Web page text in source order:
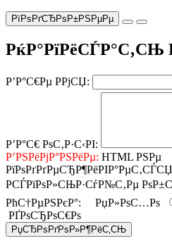
РїРѕРґСЂРѕР±РЅРµРµ
РќР°РїРёСЃР°С‚СЊ
Р’Р°С€Рµ РРјСЏ:
Р’Р°С€ РѕС‚Р·С‹РІ:
Р’РЅРёРјР°РЅРёРµ: HTML РЅРµ
РСЃРїРѕР»СЊР·СѓР№С‚Рµ
РћС†РµРЅРєР°: РџР»РѕС…Рѕ
РҐРѕСЂРѕС€Рѕ
РџСЂРѕРґРѕР»Р¶РёС‚СЊ